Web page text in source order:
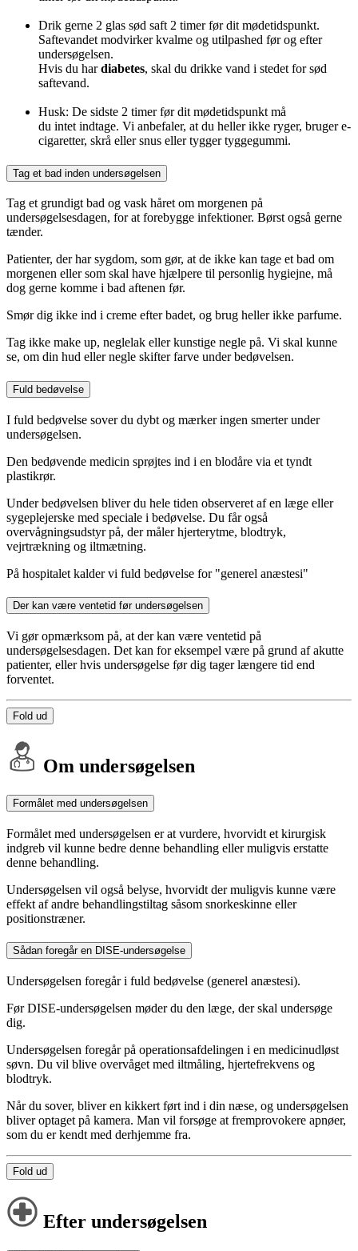
Drik gerne 2 glas sød saft 2 timer før dit mødetidspunkt.
Saftevandet modvirker kvalme og utilpashed før og efter
undersøgelsen.
Hvis du hardiabetes, skal du drikke vand i stedet for sød
saftevand.
Husk: De sidste 2 timer før dit mødetidspunkt må
du intet indtage. Vi anbefaler, at du heller ikke ryger, bruger e-
cigaretter, skrå eller snus eller tygger tyggegummi.
Tag et bad inden undersøgelsen
Tag et grundigt bad og vask håret om morgenen på
undersøgelsesdagen, for at forebygge infektioner. Børst også gerne
tænder.
Patienter, der har sygdom, som gør, at de ikke kan tage et bad om
morgenen eller som skal have hjælpere til personlig hygiejne, må
dog gerne komme i bad aftenen før.
Smør dig ikke ind i creme efter badet, og brug heller ikke parfume.
Tag ikke make up, neglelak eller kunstige negle på. Vi skal kunne
se, om din hud eller negle skifter farve under bedøvelsen.
Fuld bedøvelse
I fuld bedøvelse sover du dybt og mærker ingen smerter under
undersøgelsen.
Den bedøvende medicin sprøjtes ind i en blodåre via et tyndt
plastikrør.
Under bedøvelsen bliver du hele tiden observeret af en læge eller
sygeplejerske med speciale i bedøvelse. Du får også
overvågningsudstyr på, der måler hjerterytme, blodtryk,
vejrtrækning og iltmætning.
På hospitalet kalder vi fuld bedøvelse for "generel anæstesi"
Der kan være ventetid før undersøgelsen
Vi gør opmærksom på, at der kan være ventetid på
undersøgelsesdagen. Det kan for eksempel være på grund af akutte
patienter, eller hvis undersøgelse før dig tager længere tid end
forventet.
Fold ud
Om undersøgelsen
Formålet med undersøgelsen
Formålet med undersøgelsen er at vurdere, hvorvidt et kirurgisk
indgreb vil kunne bedre denne behandling eller muligvis erstatte
denne behandling.
Undersøgelsen vil også belyse, hvorvidt der muligvis kunne være
effekt af andre behandlingstiltag såsom snorkeskinne eller
positionstræner.
Sådan foregår en DISE-undersøgelse
Undersøgelsen foregår i fuld bedøvelse (generel anæstesi).
Før DISE-undersøgelsen møder du den læge, der skal undersøge
dig.
Undersøgelsen foregår på operationsafdelingen i en medicinudløst
søvn. Du vil blive overvåget med iltmåling, hjertefrekvens og
blodtryk.
Når du sover, bliver en kikkert ført ind i din næse, og undersøgelsen
bliver optaget på kamera. Man vil forsøge at fremprovokere apnøer,
som du er kendt med derhjemme fra.
Fold ud
Efter undersøgelsen